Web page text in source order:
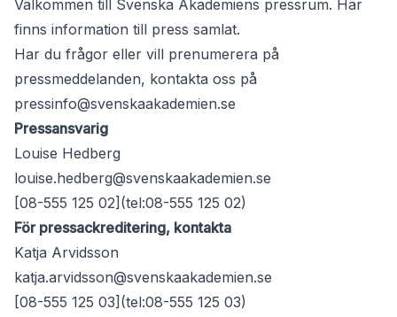
Välkommen till Svenska Akademiens pressrum. Här
finns information till press samlat.
Har du frågor eller vill prenumerera på
pressmeddelanden, kontakta oss på
pressinfo@svenskaakademien.se
Pressansvarig
Louise Hedberg
louise.hedberg@svenskaakademien.se
[08-555 125 02](tel:08-555 125 02)
För pressackreditering, kontakta
Katja Arvidsson
katja.arvidsson@svenskaakademien.se
[08-555 125 03](tel:08-555 125 03)